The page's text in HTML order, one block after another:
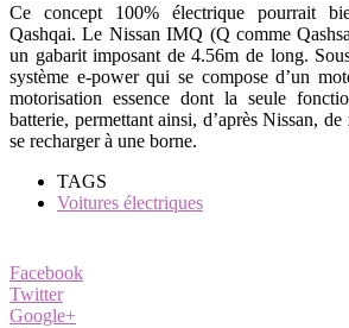
Ce concept 100% électrique pourrait
Qashqai. Le Nissan IMQ (Q comme
un gabarit imposant de 4.56m de long.
système e-power qui se compose d’un
motorisation essence dont la seule
batterie, permettant ainsi, d’après Nissan,
se recharger à une borne.
TAGS
Voitures électriques
Facebook
Twitter
Google+